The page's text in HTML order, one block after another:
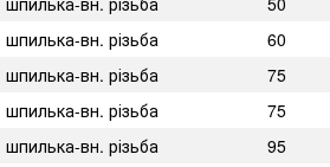
шпилька-вн. різьба
60
шпилька-вн. різьба
75
шпилька-вн. різьба
75
шпилька-вн. різьба
95